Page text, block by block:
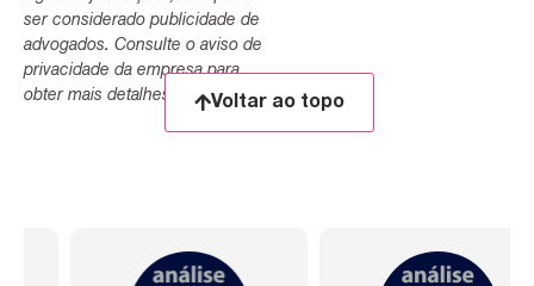
ser considerado publicidade de
advogados. Consulte o aviso de
privacidade da empresa para
obter mais detalhes.
Voltar ao topo